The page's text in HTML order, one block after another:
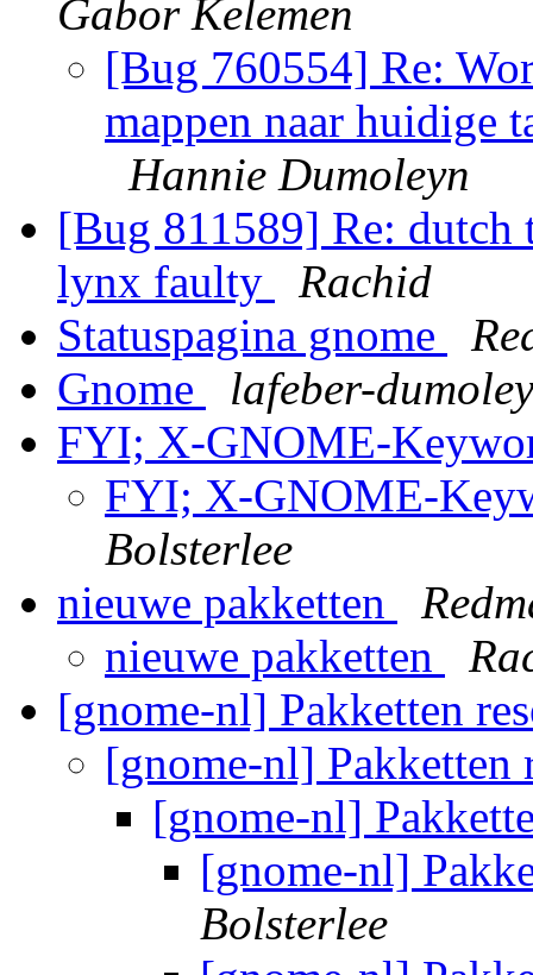
Gabor Kelemen
[Bug 760554] Re:
mappen naar huidige
Hannie Dumoleyn
[Bug 811589] Re:
lynx faulty
Rachid
Statuspagina gnome
Gnome
lafeber-
FYI; X-GNOME-
FYI; X-GNOME-
Bolsterlee
nieuwe pakketten
nieuwe pakketten
[gnome-nl] Pakketten
[gnome-nl] Pakketten
[gnome-nl]
[gnome-nl]
Bolsterlee